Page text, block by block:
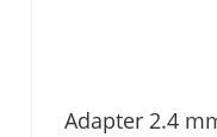
Adapter 2.4